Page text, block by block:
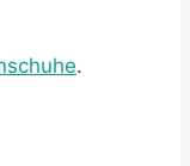
.